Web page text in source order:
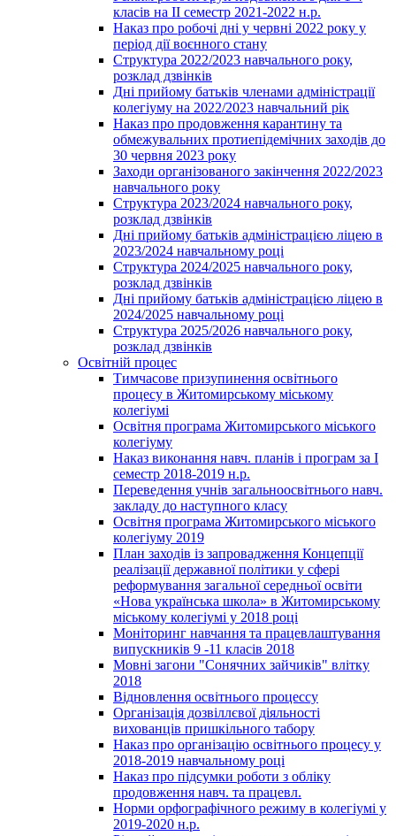
класів на ІІ семестр 2021-2022 н.р.
Наказ про робочі дні у червні 2022 року у
період дії воєнного стану
Структура 2022/2023 навчального року,
розклад дзвінків
Дні прийому батьків членами адміністрації
колегіуму на 2022/2023 навчальний рік
Наказ про продовження карантину та
обмежувальних протиепідемічних заходів до
30 червня 2023 року
Заходи організованого закінчення 2022/2023
навчального року
Структура 2023/2024 навчального року,
розклад дзвінків
Дні прийому батьків адміністрацією ліцею в
2023/2024 навчальному році
Структура 2024/2025 навчального року,
розклад дзвінків
Дні прийому батьків адміністрацією ліцею в
2024/2025 навчальному році
Структура 2025/2026 навчального року,
розклад дзвінків
Освітній процес
Тимчасове призупинення освітнього
процесу в Житомирському міському
колегіумі
Освітня програма Житомирського міського
колегіуму
Наказ виконання навч. планів і програм за І
семестр 2018-2019 н.р.
Переведення учнів загальноосвітнього навч.
закладу до наступного класу
Освітня програма Житомирського міського
колегіуму 2019
План заходів із запровадження Концепції
реалізації державної політики у сфері
реформування загальної середньої освіти
«Нова українська школа» в Житомирському
міському колегіумі у 2018 році
Моніторинг навчання та працевлаштування
випускників 9 -11 класів 2018
Мовні загони "Сонячних зайчиків" влітку
2018
Відновлення освітнього процессу
Організація дозвіллєвої діяльності
вихованців пришкільного табору
Наказ про організацію освітнього процесу у
2018-2019 навчальному році
Наказ про підсумки роботи з обліку
продовження навч. та працевл.
Норми орфографічного режиму в колегіумі у
2019-2020 н.р.